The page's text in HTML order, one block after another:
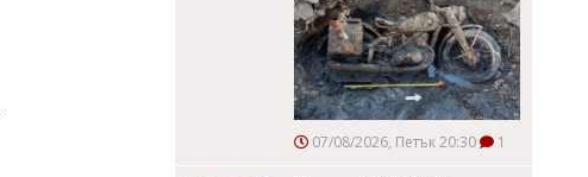
07/08/2026, Петък 20:30 1